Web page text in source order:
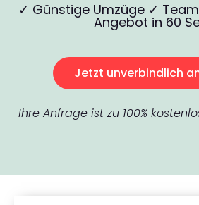
✓ Günstige Umzüge ✓
Angebot in 60
Jetzt unverbindlich
Ihre Anfrage ist zu 100%